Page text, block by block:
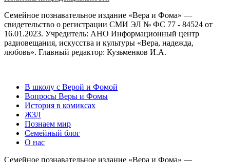
Семейное познавательное издание «Вера и Фома» —
свидетельство о регистрации СМИ ЭЛ № ФС 77 - 84524 от
16.01.2023. Учредитель: АНО Информационный центр
радиовещания, искусства и культуры «Вера, надежда,
любовь». Главный редактор: Кузьменков И.А.
В школу с Верой и Фомой
Вопросы Веры и Фомы
История в комиксах
ЖЗЛ
Познаем мир
Семейный блог
О нас
Семейное познавательное издание «Вера и Фома» —